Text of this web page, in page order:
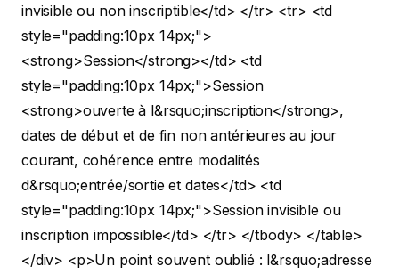
invisible ou non inscriptible</td> </tr> <tr> <td
style="padding:10px 14px;">
<strong>Session</strong></td> <td
style="padding:10px 14px;">Session
<strong>ouverte à l&rsquo;inscription</strong>,
dates de début et de fin non antérieures au jour
courant, cohérence entre modalités
d&rsquo;entrée/sortie et dates</td> <td
style="padding:10px 14px;">Session invisible ou
inscription impossible</td> </tr> </tbody> </table>
</div> <p>Un point souvent oublié : l&rsquo;adresse